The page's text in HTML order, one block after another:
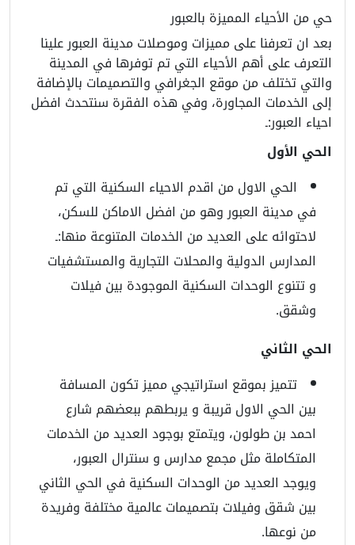
حي من الأحياء المميزة بالعبور
بعد ان تعرفنا على مميزات وموصلات مدينة العبور علينا
التعرف على أهم الأحياء التي تم توفرها في المدينة
والتي تختلف من موقع الجغرافي والتصميمات بالإضافة
إلى الخدمات المجاورة، وفي هذه الفقرة سنتحدث افضل
احياء العبور:ـ
الحي الأول
الحي الاول من اقدم الاحياء السكنية التي تم
في مدينة العبور وهو من افضل الاماكن للسكن،
لاحتوائه على العديد من الخدمات المتنوعة منها:ـ
المدارس الدولية والمحلات التجارية والمستشفيات
و تتنوع الوحدات السكنية الموجودة بين فيلات
وشقق.
الحي الثاني
تتميز بموقع استراتيجي مميز تكون المسافة
بين الحي الاول قريبة و يربطهم ببعضهم شارع
احمد بن طولون، ويتمتع بوجود العديد من الخدمات
المتكاملة مثل مجمع مدارس و سنترال العبور،
ويوجد العديد من الوحدات السكنية في الحي الثاني
بين شقق وفيلات بتصميمات عالمية مختلفة وفريدة
من نوعها.